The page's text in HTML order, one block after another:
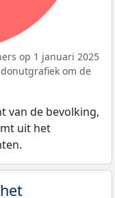
op 1 januari 2025
om de
van de bevolking,
uit het